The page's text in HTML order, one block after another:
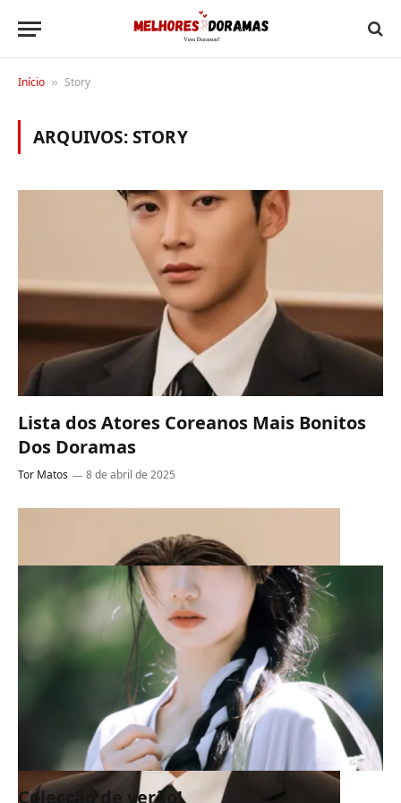
Início » Story
ARQUIVOS:STORY
Lista dos Atores Coreanos Mais Bonitos
Dos Doramas
Tor Matos 8 de abril de 2025
Colecção de verão!